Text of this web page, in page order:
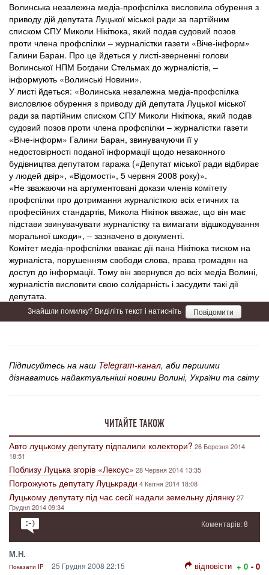
Волинська незалежна медіа-профспілка висловила обурення з
приводу дій депутата Луцької міської ради за партійним
списком СПУ Миколи Нікітюка, який подав судовий позов
проти члена профспілки – журналістки газети «Віче-інформ»
Галини Баран. Про це йдеться у листі-зверненні голови
Волинської НПМ Богдани Стельмах до журналістів, –
інформують «Волинські Новини».
У листі йдеться: «Волинська незалежна медіа-профспілка
висловлює обурення з приводу дій депутата Луцької міської
ради за партійним списком СПУ Миколи Нікітюка, який подав
судовий позов проти члена профспілки – журналістки газети
«Віче-інформ» Галини Баран, звинувачуючи її у
недостовірності поданої інформації щодо незаконного
будівництва депутатом гаража («Депутат міської ради відбирає
у людей двір», «Відомості», 5 червня 2008 року)».
«Не зважаючи на аргументовані докази членів комітету
профспілки про дотримання журналісткою всіх етичних та
професійних стандартів, Микола Нікітюк вважає, що він має
підстави звинувачувати журналістку та вимагати відшкодування
моральної шкоди», – зазначено в документі.
Комітет медіа-профспілки вважає дії пана Нікітюка тиском на
журналіста, порушенням свободи слова, права громадян на
доступ до інформації. Тому він звернувся до всіх медіа Волині,
журналістів висловити свою солідарність і засудити такі дії
депутата.
Знайшли помилку? Виділіть текст і натисніть Повідомити
Підписуйтесь на наш Telegram-канал, аби першими
дізнаватись найактуальніші новини Волині, України та світу
ЧИТАЙТЕ ТАКОЖ
Авто луцькому депутату підпалили колектори? 26 Березня 2014
18:51
Поблизу Луцька згорів «Лексус» 28 Червня 2014 13:35
Погрожують депутату Луцькради 4 Квітня 2014 18:08
Луцькому депутату під час сесії надали земельну ділянку27
Грудня 2014 09:34
Коментарів: 8
М.Н.
Показати IP 25 Грудня 2008 22:15 відповісти + 0 - 0